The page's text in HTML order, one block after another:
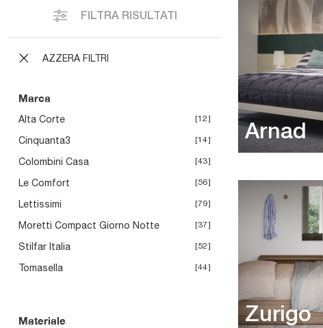
FILTRA RISULTATI
AZZERA FILTRI
Marca
Alta Corte 12
Cinquanta3 14
Colombini Casa 43
Le Comfort 56
Lettissimi 79
Moretti Compact Giorno Notte 37
Stilfar Italia 52
Tomasella 44
Materiale
Arnad
Zurigo